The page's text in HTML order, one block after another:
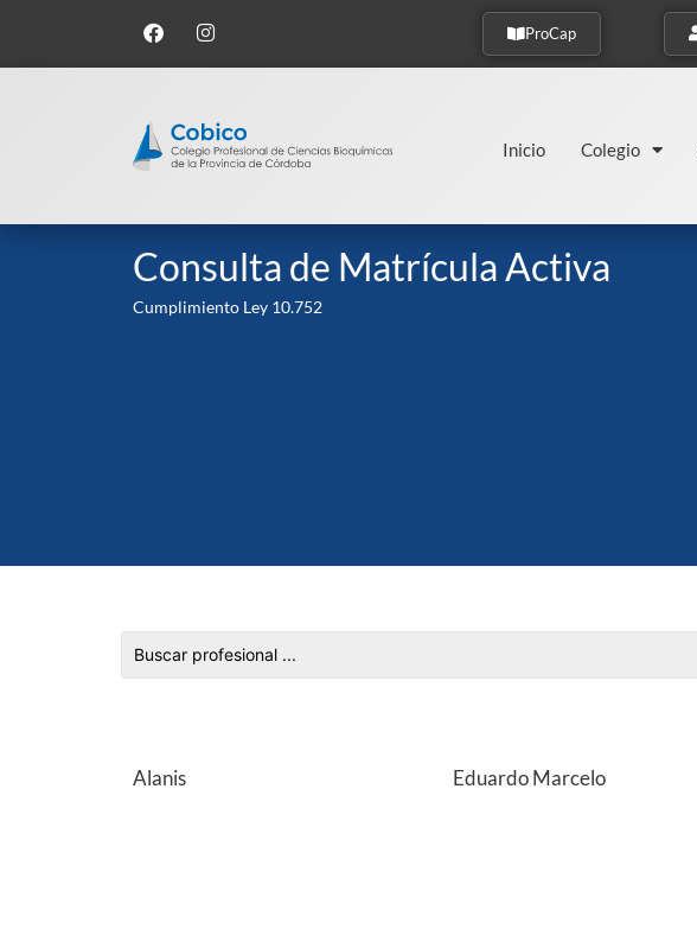
ProCap
Inicio Colegio
Consulta de Matrícula Activa
Cumplimiento Ley 10.752
Alanis Eduardo Marcelo